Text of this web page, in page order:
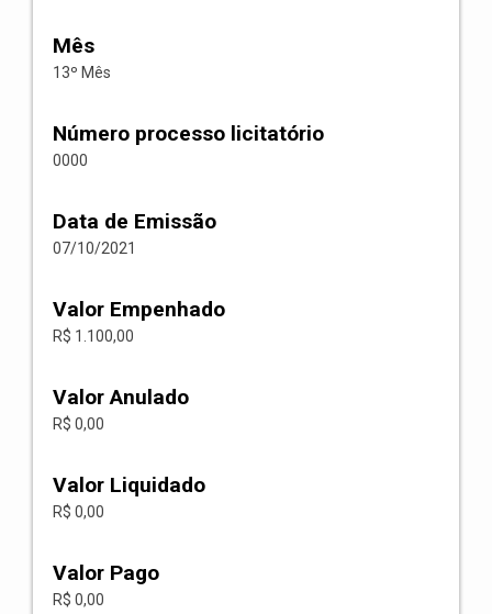
Mês
13º Mês
Número processo licitatório
0000
Data de Emissão
07/10/2021
Valor Empenhado
R$ 1.100,00
Valor Anulado
R$ 0,00
Valor Liquidado
R$ 0,00
Valor Pago
R$ 0,00